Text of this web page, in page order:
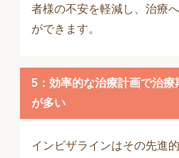
者様の不安を軽減し、治療
ができます。
5：効率的な治療計画で治療
が多い
インビザラインはその先進